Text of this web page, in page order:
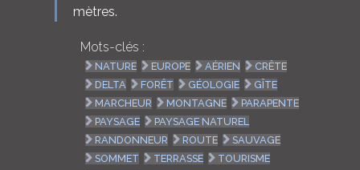
mètres.
Mots-clés :
NATURE EUROPE AÉRIEN
CRÊTE
DELTA
FORÊT GÉOLOGIE
GÎTE
MARCHEUR
MONTAGNE
PARAPENTE
PAYSAGE
PAYSAGE NATUREL
RANDONNEUR
ROUTE
SAUVAGE
SOMMET
TERRASSE
TOURISME